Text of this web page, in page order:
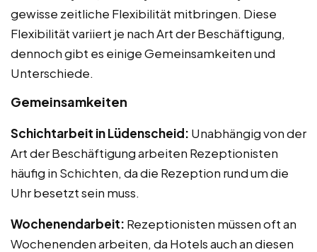
gewisse zeitliche Flexibilität mitbringen. Diese
Flexibilität variiert je nach Art der Beschäftigung,
dennoch gibt es einige Gemeinsamkeiten und
Unterschiede.
Gemeinsamkeiten
Schichtarbeit in Lüdenscheid: Unabhängig von der
Art der Beschäftigung arbeiten Rezeptionisten
häufig in Schichten, da die Rezeption rund um die
Uhr besetzt sein muss.
Wochenendarbeit: Rezeptionisten müssen oft an
Wochenenden arbeiten, da Hotels auch an diesen